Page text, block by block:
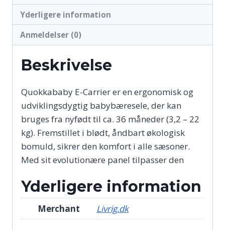
Yderligere information
Anmeldelser (0)
Beskrivelse
Quokkababy E-Carrier er en ergonomisk og
udviklingsdygtig babybæresele, der kan
bruges fra nyfødt til ca. 36 måneder (3,2 – 22
kg). Fremstillet i blødt, åndbart økologisk
bomuld, sikrer den komfort i alle sæsoner.
Med sit evolutionære panel tilpasser den
Yderligere information
Merchant Livrig.dk